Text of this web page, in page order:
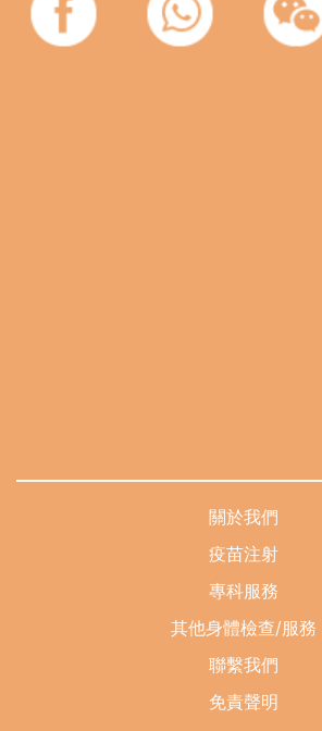
關於我們
疫苗注射
專科服務
其他身體檢查/服務
聯繫我們
免責聲明